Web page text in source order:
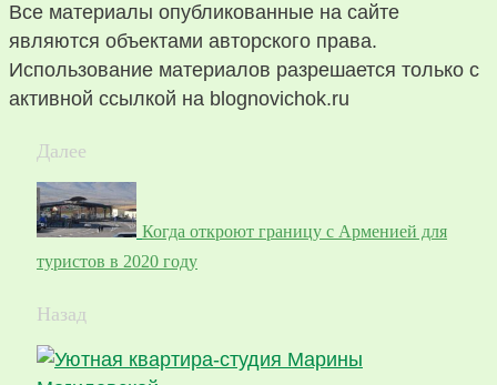
Все материалы опубликованные на сайте
являются объектами авторского права.
Использование материалов разрешается только с
активной ссылкой на blognovichok.ru
Далее
Когда откроют границу с Арменией для
туристов в 2020 году
Назад